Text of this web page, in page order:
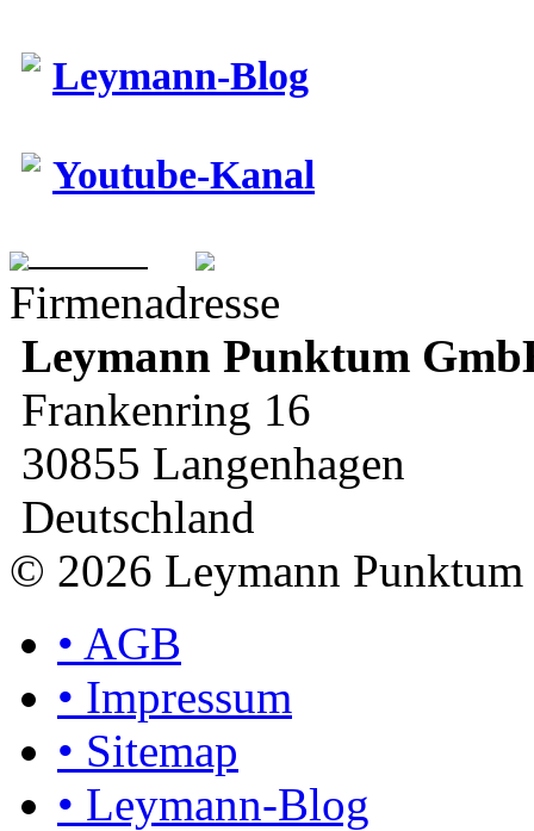
Leymann-Blog
Youtube-Kanal
Firmenadresse
Leymann Punktum
Frankenring 16
30855 Langenhagen
Deutschland
© 2026 Leymann
• AGB
• Impressum
• Sitemap
• Leymann-Blog